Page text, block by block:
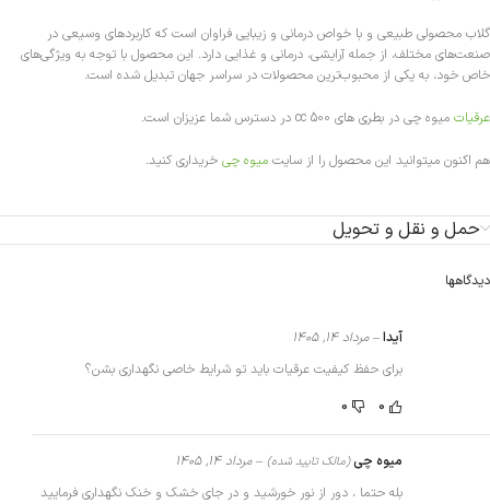
گلاب محصولی طبیعی و با خواص درمانی و زیبایی فراوان است که کاربردهای وسیعی در
صنعت‌های مختلف، از جمله آرایشی، درمانی و غذایی دارد. این محصول با توجه به ویژگی‌های
خاص خود، به یکی از محبوب‌ترین محصولات در سراسر جهان تبدیل شده است.
عرقیات میوه چی در بطری های 500 cc در دسترس شما عزیزان است.
هم اکنون میتوانید این محصول را از سایت میوه چی خریداری کنید.
حمل و نقل و تحویل
دیدگاهها
آیدا– مرداد 14, 1405
برای حفظ کیفیت عرقیات باید تو شرایط خاصی نگهداری بشن؟
0
0
میوه چی(مالک تایید شده) – مرداد 14, 1405
بله حتما ، دور از نور خورشید و در جای خشک و خنک نگهداری فرمایید